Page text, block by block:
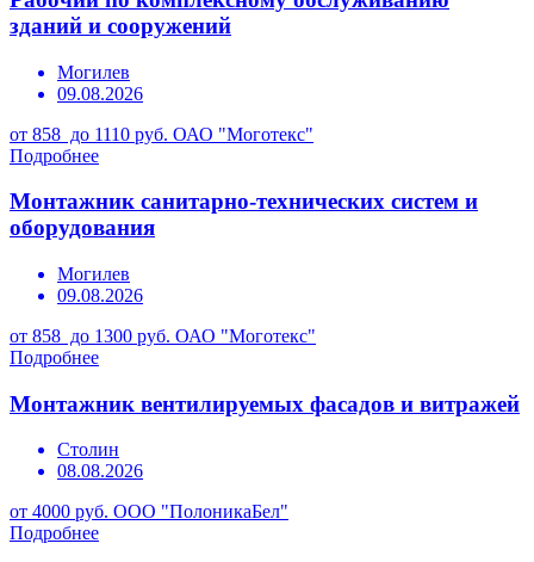
зданий и сооружений
Могилев
09.08.2026
от 858 до 1110 руб. ОАО "Моготекс"
Подробнее
Монтажник санитарно-технических систем и
оборудования
Могилев
09.08.2026
от 858 до 1300 руб. ОАО "Моготекс"
Подробнее
Монтажник вентилируемых фасадов и витражей
Столин
08.08.2026
от 4000 руб. ООО "ПолоникаБел"
Подробнее